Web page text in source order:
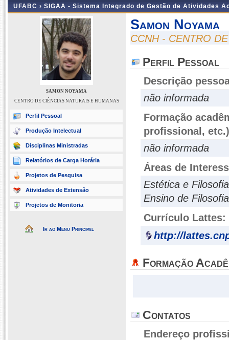
UFABC › SIGAA - Sistema Integrado de Gestão de Atividades
SAMON NOYAMA
CENTRO DE CIÊNCIAS NATURAIS E HUMANAS
Perfil Pessoal
Produção Intelectual
Disciplinas Ministradas
Relatórios de Carga Horária
Projetos de Pesquisa
Atividades de Extensão
Projetos de Monitoria
Ir ao Menu Principal
Samon Noyama
CCNH - CENTRO
Perfil Pessoal
Descrição
não informada
Formação
profissional, etc.)
não informada
Áreas de
Estética e
Ensino de Filosofia
Currículo Lattes:
http://
Formação
Contatos
Endereço